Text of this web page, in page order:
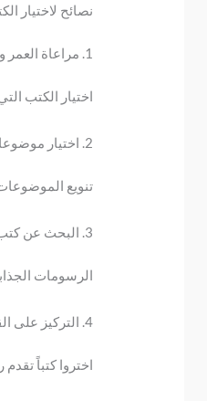
نصائح لاختيار
1. مراعاة العمر والمرحلة التطورية
اختيار الكتب
2. اختيار موضوعات متنوعة
تنويع
3. البحث عن كتب بجودة رسومات عالية
الرسومات
4. التركيز على القيم الإيجابية
اختروا كتباً